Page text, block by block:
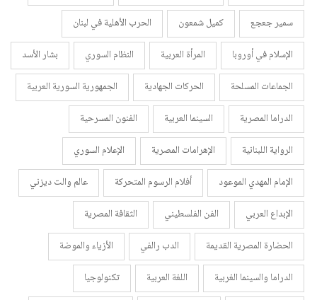
سمير جعجع
كميل شمعون
الحرب الأهلية في لبنان
الإسلام في أوروبا
المرأة العربية النظام السوري
بشار الأسد
الجماعات المسلحة
الحركات الجهادية
الجمهورية السورية العربية
الدراما المصرية
السينما العربية
الفنون المسرحية
الرواية اللبنانية
الإهرامات المصرية
الإعلام السوري
الإمام المهدي الموعود
أفلام الرسوم المتحركة
عالم والت ديزني
الإبداع العربي
الفن الفلسطيني
الثقافة المصرية
الحضارة المصرية القديمة
الدب رالفي
الأزياء والموضة
الدراما والسينما الغربية
اللغة العربية
تكنولوجيا